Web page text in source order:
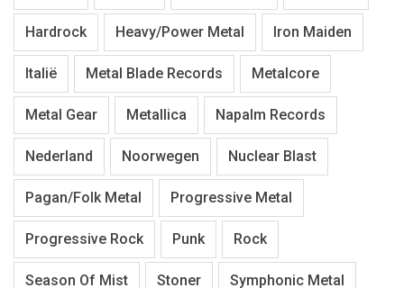
Hardrock Heavy/Power Metal Iron Maiden
Italië Metal Blade Records Metalcore
Metal Gear Metallica Napalm Records
Nederland Noorwegen Nuclear Blast
Pagan/Folk Metal Progressive Metal
Progressive Rock Punk Rock
Season Of Mist Stoner Symphonic Metal